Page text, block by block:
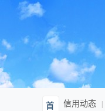
首
信用动态